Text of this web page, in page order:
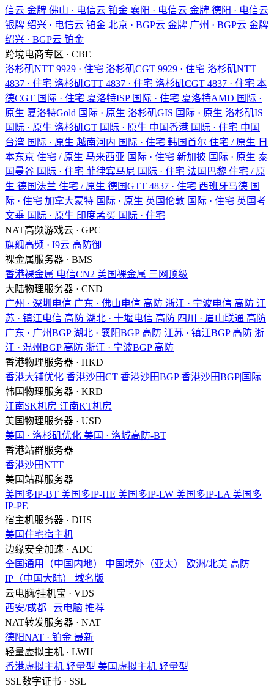
信云 金牌 佛山 · 电信云 铂金 襄阳 · 电信云 金牌 德阳 · 电信云
银牌 绍兴 · 电信云 铂金 北京 · BGP云 金牌 广州 · BGP云 金牌
绍兴 · BGP云 铂金
跨境电商专区 · CBE
洛杉矶NTT 9929 · 住宅 洛杉矶CGT 9929 · 住宅 洛杉矶NTT
4837 · 住宅 洛杉矶GTT 4837 · 住宅 洛杉矶CGT 4837 · 住宅 本
德CGT 国际 · 住宅 夏洛特ISP 国际 · 住宅 夏洛特AMD 国际 ·
原生 夏洛特Gold 国际 · 原生 洛杉矶GIS 国际 · 原生 洛杉矶IS
国际 · 原生 洛杉矶GT 国际 · 原生 中国香港 国际 · 住宅 中国
台湾 国际 · 原生 越南河内 国际 · 住宅 韩国首尔 住宅 / 原生 日
本东京 住宅 / 原生 马来西亚 国际 · 住宅 新加披 国际 · 原生 泰
国曼谷 国际 · 住宅 菲律宾马尼 国际 · 住宅 法国巴黎 住宅 / 原
生 德国法兰 住宅 / 原生 德国GTT 4837 · 住宅 西班牙马德 国
际 · 住宅 加拿大蒙特 国际 · 原生 英国伦敦 国际 · 住宅 英国考
文垂 国际 · 原生 印度孟买 国际 · 住宅
NAT高频游戏云 · GPC
旗舰高频 · I9云 高防御
裸金属服务器 · BMS
香港裸金属 电信CN2 美国裸金属 三网顶级
大陆物理服务器 · CND
广州 · 深圳电信 广东 · 佛山电信 高防 浙江 · 宁波电信 高防 江
苏 · 镇江电信 高防 湖北 · 十堰电信 高防 四川 · 眉山联通 高防
广东 · 广州BGP 湖北 · 襄阳BGP 高防 江苏 · 镇江BGP 高防 浙
江 · 温州BGP 高防 浙江 · 宁波BGP 高防
香港物理服务器 · HKD
香港大铺优化 香港沙田CT 香港沙田BGP 香港沙田BGP|国际
韩国物理服务器 · KRD
江南SK机房 江南KT机房
美国物理服务器 · USD
美国 · 洛杉矶优化 美国 · 洛城高防-BT
香港站群服务器
香港沙田NTT
美国站群服务器
美国多IP-BT 美国多IP-HE 美国多IP-LW 美国多IP-LA 美国多
IP-PE
宿主机服务器 · DHS
美国住宅宿主机
边缘安全加速 · ADC
全国通用（中国内地）
中国境外（亚太） 欧洲/北美 高防
IP（中国大陆）
域名版
云电脑/挂机宝 · VDS
西安/成都 | 云电脑 推荐
NAT转发服务器 · NAT
德阳NAT · 铂金 最新
轻量虚拟主机 · LWH
香港虚拟主机 轻量型 美国虚拟主机 轻量型
SSL数字证书 · SSL